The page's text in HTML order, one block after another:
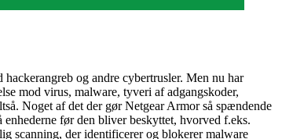
og andre cybertrusler. Men nu har
mod virus, malware, tyveri af adgangskoder,
Noget af det der gør Netgear Armor så spændende
før den bliver beskyttet, hvorved f.eks.
scanning, der identificerer og blokerer malware